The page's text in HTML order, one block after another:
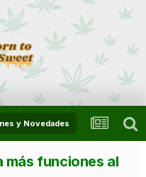
y Novedades
funciones al